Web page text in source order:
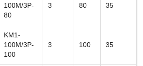
100M/3P-
80
3 80 35
KM1-
100M/3P-
100
3 100 35